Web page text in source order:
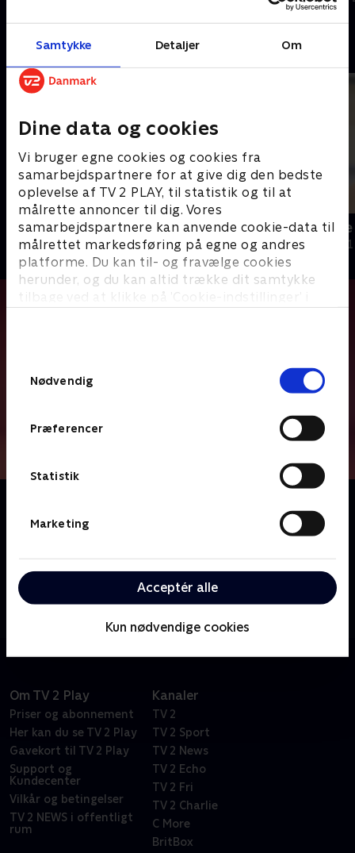
Samtykke Detaljer Om
Dine data og cookies
Vi bruger egne cookies og cookies fra
samarbejdspartnere for at give dig den bedste
oplevelse af TV 2 PLAY, til statistik og til at
målrette annoncer til dig. Vores
samarbejdspartnere kan anvende cookie-data til
målrettet markedsføring på egne og andres
platforme. Du kan til- og fravælge cookies
herunder, og du kan altid trække dit samtykke
tilbage ved at klikke på ’Cookie-indstillinger’ i
Nødvendig
Præferencer
Statistik
Marketing
Acceptér alle
Kun nødvendige cookies
Andre så også
De sjældne danskere
Dokumentar • 6 sæsoner
Nadja og
Dokumentar •
Magnus, Andreas, Helene og Emma har dværgvækst.
De er alle under 138 cm, og det giver dem et liv fyldt
dværgvæksten ikke skal stoppe dem i at leve et helt
normalt ungdomsliv med karrieredrømme, Tinder og
Om TV 2 Play
Priser og abonnement
Her kan du se TV 2 Play
Gavekort til TV 2 Play
Support og
Kundecenter
Vilkår og betingelser
TV 2 NEWS i offentligt
rum
Kanaler
TV 2
TV 2 Sport
TV 2 News
TV 2 Echo
TV 2 Fri
TV 2 Charlie
C More
BritBox